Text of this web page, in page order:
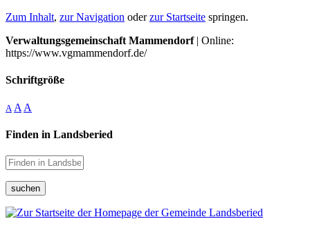
Zum Inhalt, zur Navigation oderzur Startseite springen.
Verwaltungsgemeinschaft Mammendorf| Online:
https://www.vgmammendorf.de/
Schriftgröße
A A A
Finden in Landsberied
suchen